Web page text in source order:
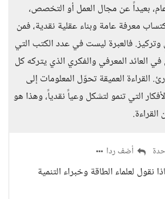
بعيداً عن مجال العمل أو التخصص،
معرفة عامة وبناء عقلية نقدية، فمن
وتركيز. فالعبرة ليست في عدد الكتب التي
العائد المعرفي والفكري الذي يتركه كل
القراءة العميقة تحوّل المعلومات إلى
التي تنمو لتشكل وعياً نقدياً، وهذا هو
أضف ردا
نقول لعلماء الطاقة وخبراء التنمية